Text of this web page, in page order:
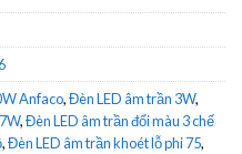
Anfaco,Đèn LED âm trần 3W,
,Đèn LED âm trần đổi màu 3 chế
,Đèn LED âm trần khoét lỗ phi 75,